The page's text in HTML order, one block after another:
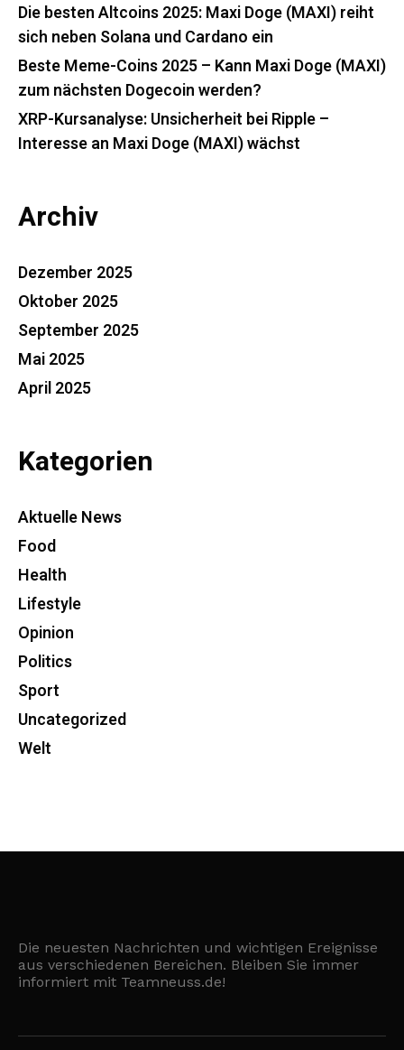
Die besten Altcoins 2025: Maxi Doge (MAXI) reiht
sich neben Solana und Cardano ein
Beste Meme-Coins 2025 – Kann Maxi Doge (MAXI)
zum nächsten Dogecoin werden?
XRP-Kursanalyse: Unsicherheit bei Ripple –
Interesse an Maxi Doge (MAXI) wächst
Archiv
Dezember 2025
Oktober 2025
September 2025
Mai 2025
April 2025
Kategorien
Aktuelle News
Food
Health
Lifestyle
Opinion
Politics
Sport
Uncategorized
Welt
Die neuesten Nachrichten und wichtigen Ereignisse
aus verschiedenen Bereichen. Bleiben Sie immer
informiert mit Teamneuss.de!